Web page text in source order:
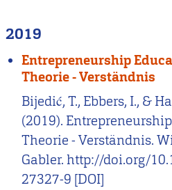
2019
Entrepreneurship
Theorie - Verständnis
Bijedić, T., Ebbers, I., &
(2019).
Theorie - Verständnis.
Gabler. http://doi.org/
27327-9 [DOI]